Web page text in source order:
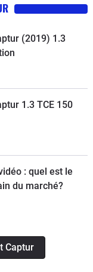
(2019) 1.3
1.3 TCE 150
: quel est le
du marché?
Captur